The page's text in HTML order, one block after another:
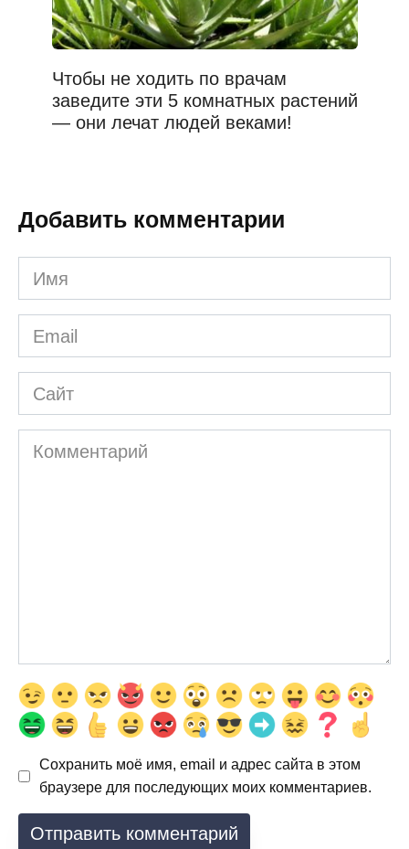
Чтобы не ходить по врачам
заведите эти 5 комнатных растений
— они лечат людей веками!
Добавить комментарии
Имя
*
Email
*
Сайт
Комментарий
Сохранить моё имя, email и адрес сайта в этом
браузере для последующих моих комментариев.